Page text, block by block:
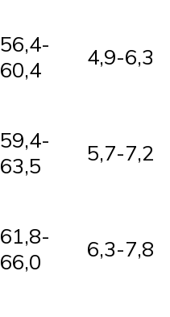
56,4-
60,4
4,9-6,3
59,4-
63,5
5,7-7,2
61,8-
66,0
6,3-7,8